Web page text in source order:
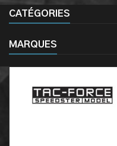
CATÉGORIES
MARQUES